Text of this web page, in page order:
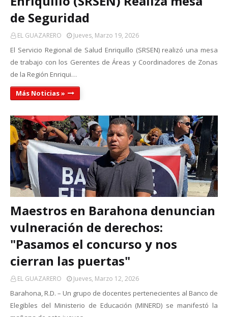
de Seguridad
EL GUAZARERO Jueves, Marzo 19, 2026
El Servicio Regional de Salud Enriquillo (SRSEN) realizó una mesa
de trabajo con los Gerentes de Áreas y Coordinadores de Zonas
de la Región Enriqui…
Más Noticias »
Maestros en Barahona denuncian
vulneración de derechos:
"Pasamos el concurso y nos
cierran las puertas"
EL GUAZARERO Jueves, Marzo 12, 2026
Barahona, R.D. – Un grupo de docentes pertenecientes al Banco de
Elegibles del Ministerio de Educación (MINERD) se manifestó la